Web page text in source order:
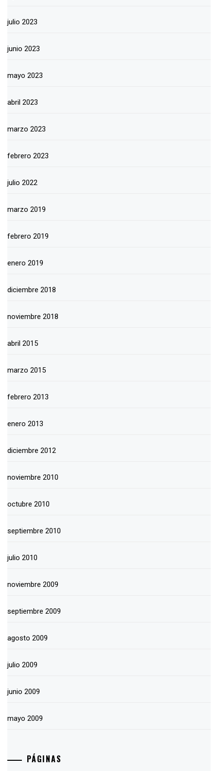
julio 2023
junio 2023
mayo 2023
abril 2023
marzo 2023
febrero 2023
julio 2022
marzo 2019
febrero 2019
enero 2019
diciembre 2018
noviembre 2018
abril 2015
marzo 2015
febrero 2013
enero 2013
diciembre 2012
noviembre 2010
octubre 2010
septiembre 2010
julio 2010
noviembre 2009
septiembre 2009
agosto 2009
julio 2009
junio 2009
mayo 2009
PÁGINAS